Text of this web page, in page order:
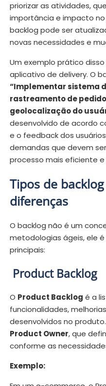
priorizar as atividades,
importância e impacto
backlog pode ser
novas necessidades e
Um exemplo prático
aplicativo de delivery. O
“Implementar sistema
rastreamento de
geolocalização do
desenvolvido de acordo
e o feedback dos
demandas que devem
processo mais eficiente
Tipos de
diferenças
O backlog não é um
metodologias ágeis, ele
principais:
Product Backlog
O Product Backlog é a
funcionalidades,
desenvolvidos no
Product Owner, que
conforme as
Exemplo: